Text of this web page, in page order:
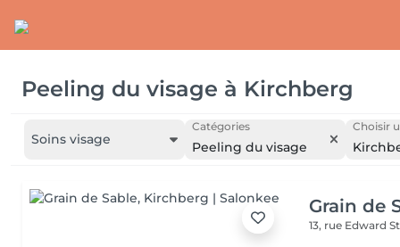
Peeling du visage à Kirchberg
Soins visage
Catégories
Peeling du visage
Choisir
Grain de
13, rue Edward